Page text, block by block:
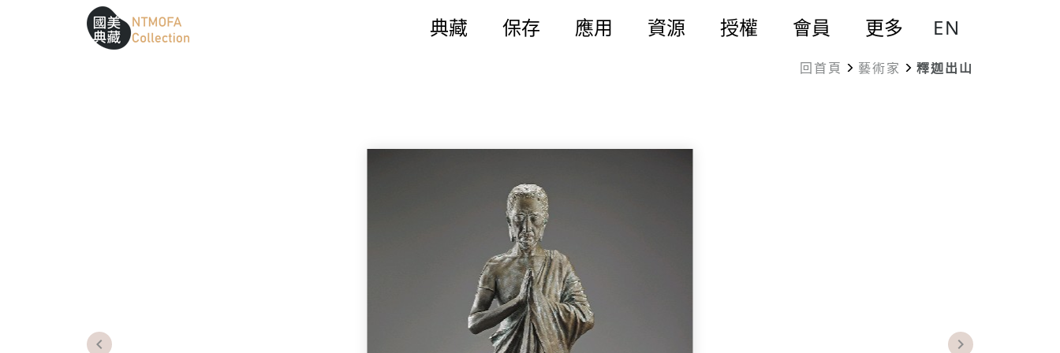
跳到中間主要內容區
網站導覽
::: 典藏 保存 應用 資源 授權 會員 更多 EN
回首頁 藝術家 釋迦出山